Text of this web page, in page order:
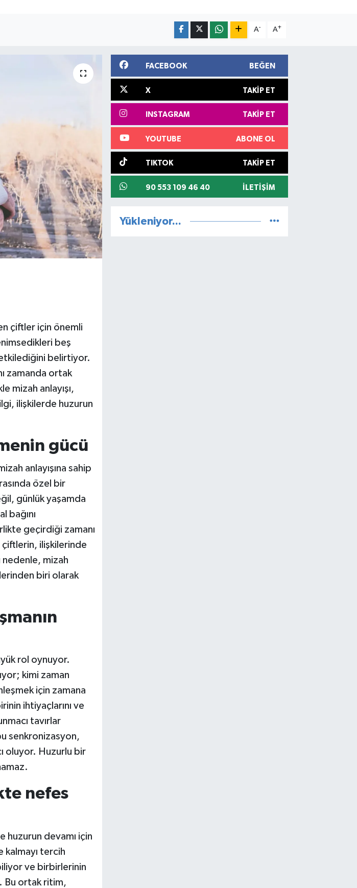
A- A+
çiftler için önemli
beş
belirtiyor.
zamanda ortak
mizah anlayışı,
ilişkilerde huzurun
gücü
anlayışına sahip
özel bir
günlük yaşamda
bağını
geçirdiği zamanı
çiftlerin, ilişkilerinde
nedenle, mizah
biri olarak
rol oynuyor.
kimi zaman
için zamana
ihtiyaçlarını ve
tavırlar
senkronizasyon,
oluyor. Huzurlu bir
nefes
huzurun devamı için
kalmayı tercih
ve birbirlerinin
Bu ortak ritim,
FACEBOOK BEĞEN
X TAKIP ET
INSTAGRAM TAKIP ET
YOUTUBE ABONE OL
TIKTOK TAKIP ET
90 553 109 46 40 İLETIŞIM
Yükleniyor...